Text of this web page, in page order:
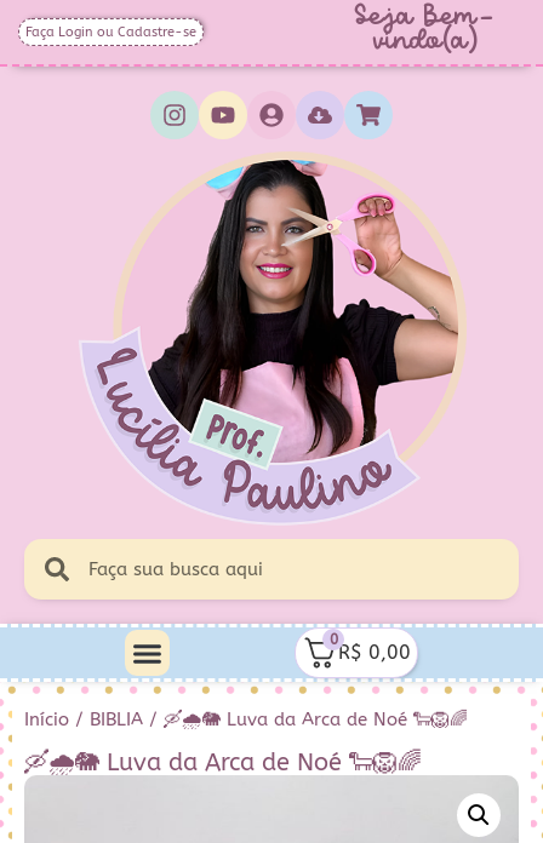
Faça Login ou Cadastre-se Seja Bem-
vindo(a)
0
R$ 0,00
Início / BIBLIA / 🛶🌧️🐘 Luva da Arca de Noé 🐑🦁🌈
🛶🌧️🐘 Luva da Arca de Noé 🐑🦁🌈